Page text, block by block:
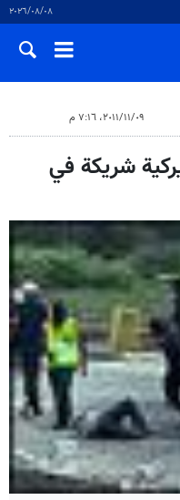
٠٨‏/٠٨‏/٢٠٢٦
٠٩‏/١١‏/٢٠١١، ٧:١٦ م
شريكة في